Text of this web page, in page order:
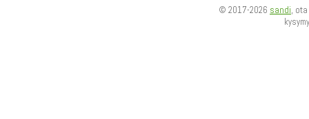
© 2017-2026 sandi,